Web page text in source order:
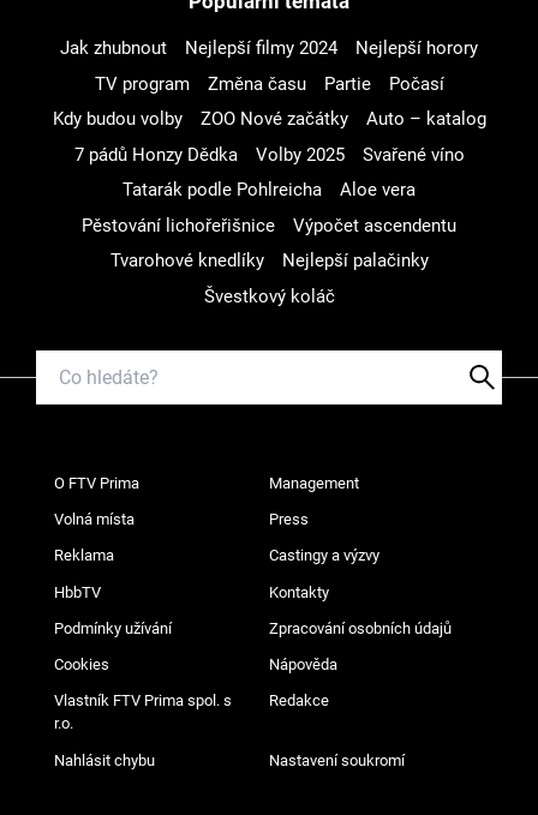
Jak zhubnout Nejlepší filmy 2024
Nejlepší horory
TV program
Změna času Partie
Počasí
Kdy budou volby
ZOO Nové začátky
Auto – katalog
7 pádů Honzy Dědka
Volby 2025
Svařené víno
Tatarák podle Pohlreicha
Aloe vera
Pěstování lichořeřišnice
Výpočet ascendentu
Tvarohové knedlíky
Nejlepší palačinky
Švestkový koláč
O FTV Prima Management
Volná místa Press
Reklama Castingy a výzvy
HbbTV Kontakty
Podmínky užívání Zpracování osobních údajů
Cookies Nápověda
Vlastník FTV Prima spol. s
r.o.
Redakce
Nahlásit chybu Nastavení soukromí